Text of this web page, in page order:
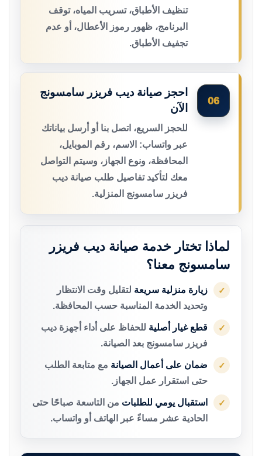
تنظيف الأطباق، تسريب المياه، توقف
البرنامج، ظهور رموز الأعطال، أو عدم
تجفيف الأطباق.
06
احجز صيانة ديب فريزر سامسونج
الآن
للحجز السريع، اتصل بنا أو أرسل بياناتك
عبر واتساب: الاسم، رقم الموبايل،
المحافظة، ونوع الجهاز، وسيتم التواصل
معك لتأكيد تفاصيل طلب صيانة ديب
فريزر سامسونج المنزلية.
لماذا تختار خدمة صيانة ديب فريزر
سامسونج معنا؟
✓ زيارة منزلية سريعة لتقليل وقت الانتظار
وتحديد الخدمة المناسبة حسب المحافظة.
✓ قطع غيار أصلية للحفاظ على أداء أجهزة ديب
فريزر سامسونج بعد الصيانة.
✓ ضمان على أعمال الصيانة مع متابعة الطلب
حتى استقرار عمل الجهاز.
✓ استقبال يومي للطلبات من التاسعة صباحًا حتى
الحادية عشر مساءً عبر الهاتف أو واتساب.